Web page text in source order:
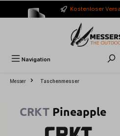
springen Kostenloser
Navigation
Messer Taschenmesser
CRKT Pineapple